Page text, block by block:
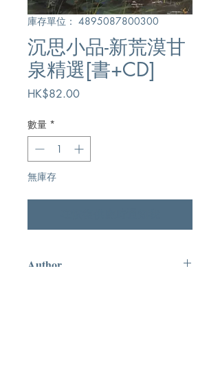
庫存單位： 4895087800300
沉思小品-新荒漠甘
泉精選[書+CD]
HK$82.00價
數量 *
無庫存
Author